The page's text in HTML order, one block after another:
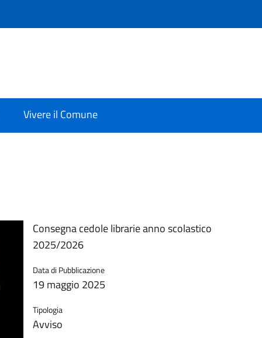
Vivere il Comune
Consegna cedole librarie anno scolastico
2025/2026
Data di Pubblicazione
19 maggio 2025
Tipologia
Avviso